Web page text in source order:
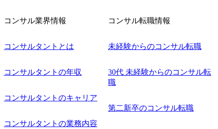
上げていきたい ・サービスやソリューションに捉われず、
でのプロジェクトに参画し、自身のスキルアップを図りた
規事業開発にも興味があり、ゆくゆくはチャレンジしてみ
コンサル業界情報
コンサルタントとは
コンサルタントの年収
コンサルタントのキャリア
コンサルタントの業務内容
コンサル転職情報
未経験からのコンサル転職
30代 未経験からのコンサル転
職
第二新卒のコンサル転職